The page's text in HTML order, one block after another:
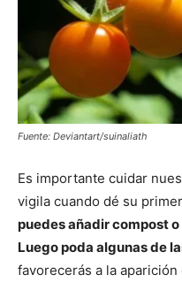
Fuente: Deviantart/suinaliath
Es importante cuidar
vigila cuando dé su
puedes añadir compost
Luego poda algunas de
favorecerás a la